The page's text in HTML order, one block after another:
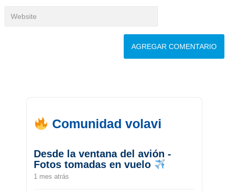
Comunidad volavi
Desde la ventana del avión -
Fotos tomadas en vuelo
1 mes atrás